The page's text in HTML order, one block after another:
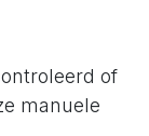
of
manuele